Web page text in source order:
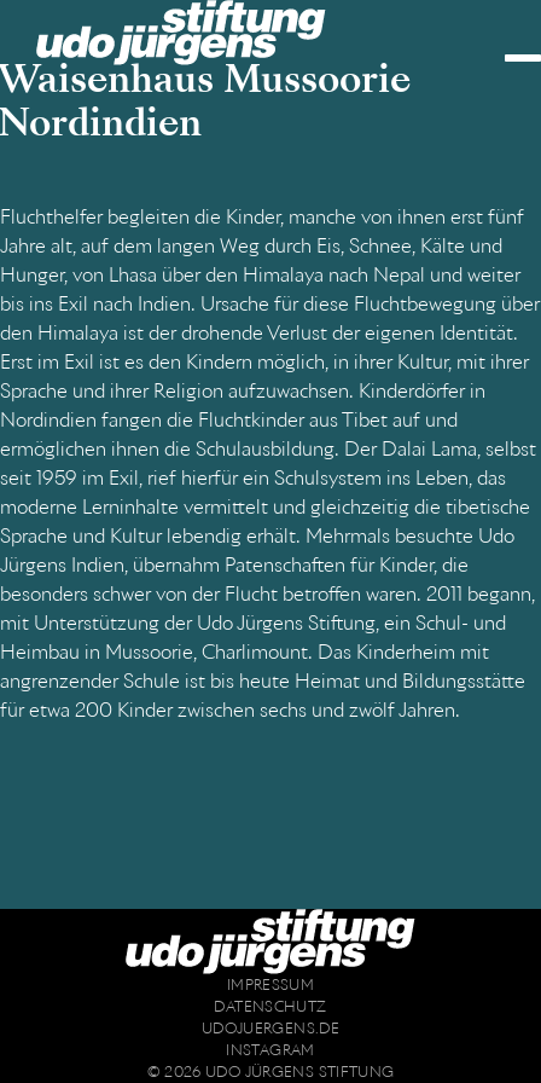
Mussoorie
Fluchthelfer begleiten die Kinder, manche von ihnen erst fünf
Jahre alt, auf dem langen Weg durch Eis, Schnee, Kälte und
Hunger, von Lhasa über den Himalaya nach Nepal und weiter
bis ins Exil nach Indien. Ursache für diese Fluchtbewegung über
den Himalaya ist der drohende Verlust der eigenen Identität.
Erst im Exil ist es den Kindern möglich, in ihrer Kultur, mit ihrer
Sprache und ihrer Religion aufzuwachsen. Kinderdörfer in
Nordindien fangen die Fluchtkinder aus Tibet auf und
ermöglichen ihnen die Schulausbildung. Der Dalai Lama, selbst
seit 1959 im Exil, rief hierfür ein Schulsystem ins Leben, das
moderne Lerninhalte vermittelt und gleichzeitig die tibetische
Sprache und Kultur lebendig erhält. Mehrmals besuchte Udo
Jürgens Indien, übernahm Patenschaften für Kinder, die
besonders schwer von der Flucht betroffen waren. 2011 begann,
mit Unterstützung der Udo Jürgens Stiftung, ein Schul- und
Heimbau in Mussoorie, Charlimount. Das Kinderheim mit
angrenzender Schule ist bis heute Heimat und Bildungsstätte
für etwa 200 Kinder zwischen sechs und zwölf Jahren.
IMPRESSUM
DATENSCHUTZ
UDOJUERGENS.DE
INSTAGRAM
© 2026 UDO JÜRGENS STIFTUNG